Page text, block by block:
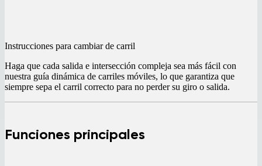
Instrucciones para cambiar de carril
Haga que cada salida e intersección compleja sea más fácil con
nuestra guía dinámica de carriles móviles, lo que garantiza que
siempre sepa el carril correcto para no perder su giro o salida.
Funciones principales